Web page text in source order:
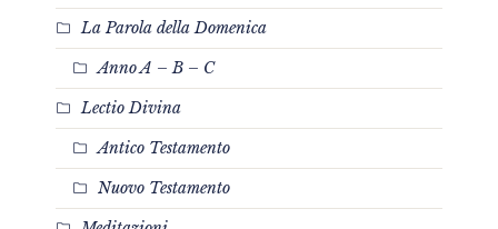
La Parola della Domenica
Anno A – B – C
Lectio Divina
Antico Testamento
Nuovo Testamento